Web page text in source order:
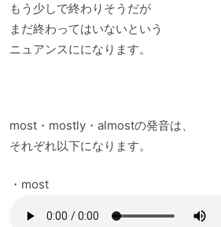
もう少しで終わりそうだが
まだ終わってはいないという
ニュアンスにになります。
most・mostly・almostの発音は、
それぞれ以下になります。
・most